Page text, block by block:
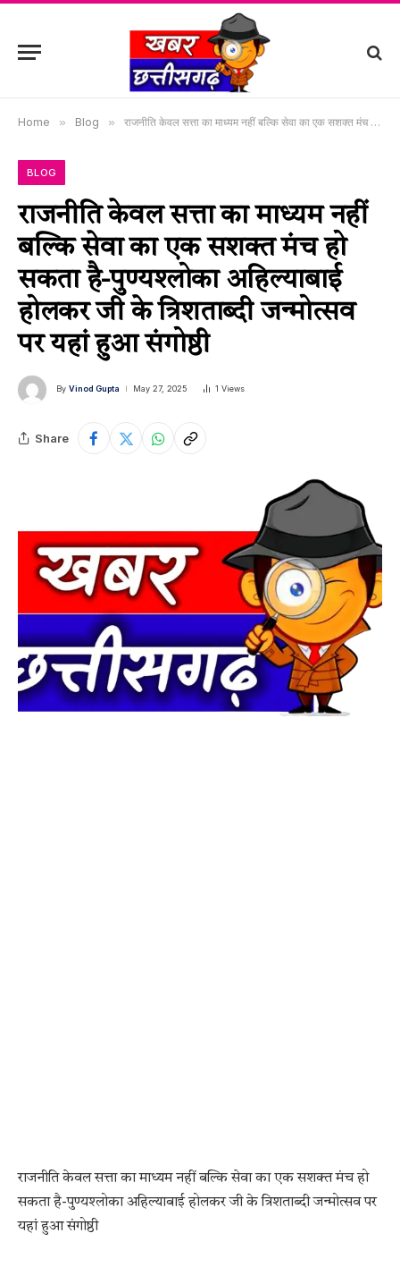
Home » Blog » राजनीति केवल सत्ता का माध्यम नहीं बल्कि सेवा का एक सशक्त मंच हो सकता है-पुण्यश्लोका अहिल्याबाई होलकर जी के त्रिशताब्दी जन्मोत्सव पर यहां हुआ संगोष्ठी
BLOG
राजनीति केवल सत्ता का माध्यम नहीं
बल्कि सेवा का एक सशक्त मंच हो
सकता है-पुण्यश्लोका अहिल्याबाई
होलकर जी के त्रिशताब्दी जन्मोत्सव
पर यहां हुआ संगोष्ठी
By Vinod Gupta May 27, 2025 1 Views
Share
राजनीति केवल सत्ता का माध्यम नहीं बल्कि सेवा का एक सशक्त मंच हो
सकता है-पुण्यश्लोका अहिल्याबाई होलकर जी के त्रिशताब्दी जन्मोत्सव पर
यहां हुआ संगोष्ठी